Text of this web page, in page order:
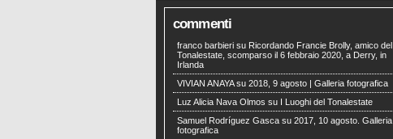
commenti
franco barbieri su Ricordando Francie Brolly, amico del
Tonalestate, scomparso il 6 febbraio 2020, a Derry, in
Irlanda
VIVIAN ANAYAsu 2018, 9 agosto | Galleria fotografica
Luz Alicia Nava Olmos su
I Luoghi del Tonalestate
Samuel Rodríguez Gasca su 2017, 10 agosto. Galleria
fotografica